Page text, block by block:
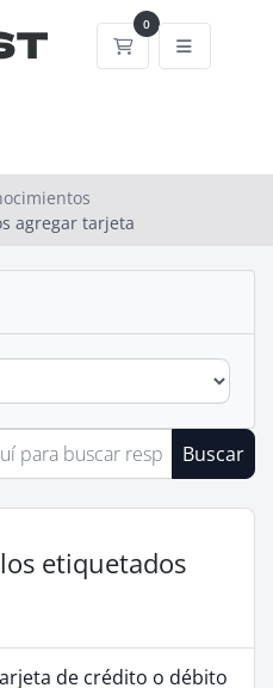
0
Carrito
agregar tarjeta
Buscar
etiquetados
de crédito o débito